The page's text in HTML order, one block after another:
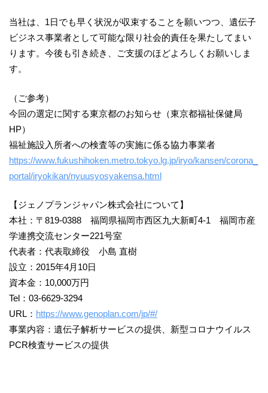
当社は、1日でも早く状況が収束することを願いつつ、遺伝子
ビジネス事業者として可能な限り社会的責任を果たしてまい
ります。今後も引き続き、ご支援のほどよろしくお願いしま
す。
（ご参考）
今回の選定に関する東京都のお知らせ（東京都福祉保健局
HP）
福祉施設入所者への検査等の実施に係る協力事業者
https://www.fukushihoken.metro.tokyo.lg.jp/iryo/kansen/corona_
portal/iryokikan/nyuusyosyakensa.html
【ジェノプランジャパン株式会社について】
本社：〒819-0388 福岡県福岡市西区九大新町4-1 福岡市産
学連携交流センター221号室
代表者：代表取締役 小島 直樹
設立：2015年4月10日
資本金：10,000万円
Tel：03-6629-3294
URL： https://www.genoplan.com/jp/#/
事業内容：遺伝子解析サービスの提供、新型コロナウイルス
PCR検査サービスの提供